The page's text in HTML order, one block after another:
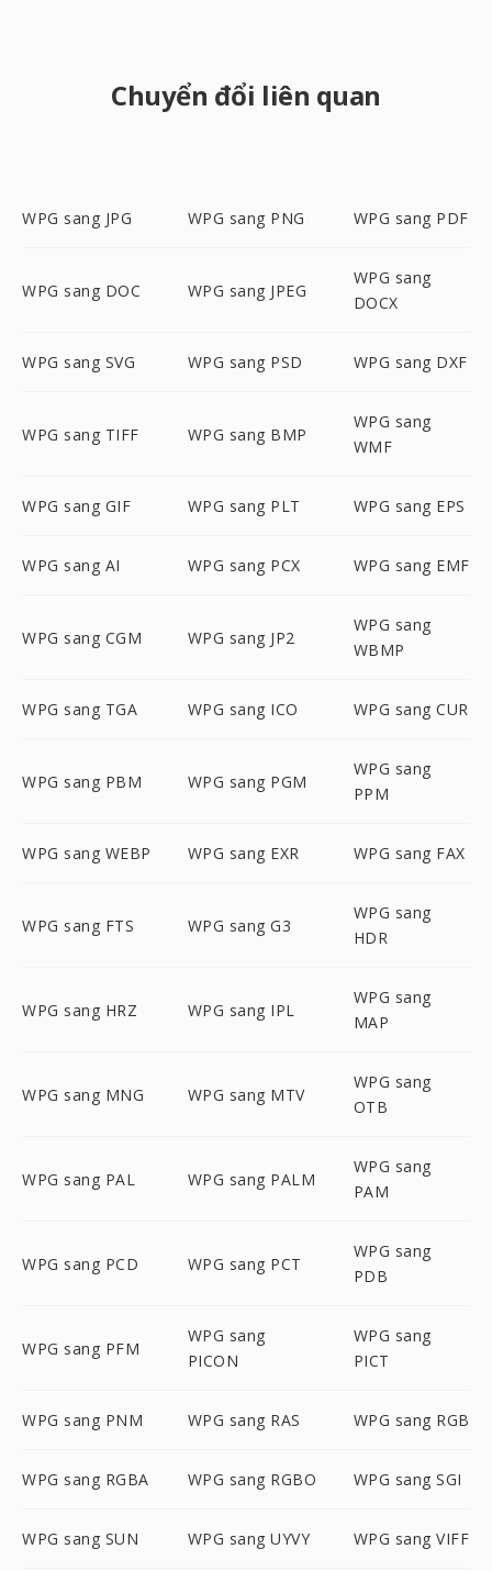
Chuyển đổi liên quan
WPG sang JPG WPG sang PNG WPG sang PDF
WPG sang DOC WPG sang JPEG
WPG sang
DOCX
WPG sang SVG WPG sang PSD WPG sang DXF
WPG sang TIFF WPG sang BMP
WPG sang
WMF
WPG sang GIF WPG sang PLT WPG sang EPS
WPG sang AI WPG sang PCX WPG sang EMF
WPG sang CGM WPG sang JP2
WPG sang
WBMP
WPG sang TGA WPG sang ICO WPG sang CUR
WPG sang PBM WPG sang PGM
WPG sang
PPM
WPG sang WEBP WPG sang EXR WPG sang FAX
WPG sang FTS WPG sang G3
WPG sang
HDR
WPG sang HRZ WPG sang IPL
WPG sang
MAP
WPG sang MNG WPG sang MTV
WPG sang
OTB
WPG sang PAL WPG sang PALM
WPG sang
PAM
WPG sang PCD WPG sang PCT
WPG sang
PDB
WPG sang PFM
WPG sang
PICON
WPG sang
PICT
WPG sang PNM WPG sang RAS WPG sang RGB
WPG sang RGBA WPG sang RGBO WPG sang SGI
WPG sang SUN WPG sang UYVY WPG sang VIFF